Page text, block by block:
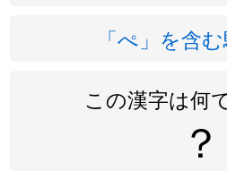
「ぺ」を含
この漢字は何
？